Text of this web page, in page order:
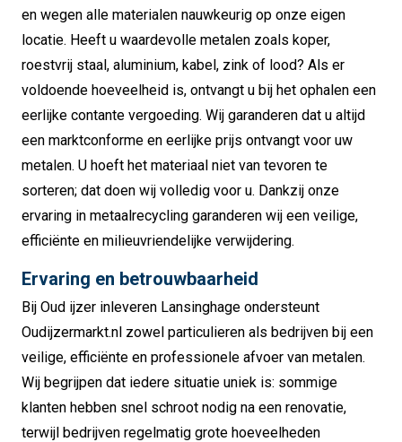
en wegen alle materialen nauwkeurig op onze eigen
locatie. Heeft u waardevolle metalen zoals koper,
roestvrij staal, aluminium, kabel, zink of lood? Als er
voldoende hoeveelheid is, ontvangt u bij het ophalen een
eerlijke contante vergoeding. Wij garanderen dat u altijd
een marktconforme en eerlijke prijs ontvangt voor uw
metalen. U hoeft het materiaal niet van tevoren te
sorteren; dat doen wij volledig voor u. Dankzij onze
ervaring in metaalrecycling garanderen wij een veilige,
efficiënte en milieuvriendelijke verwijdering.
Ervaring en betrouwbaarheid
Bij Oud ijzer inleveren Lansinghage ondersteunt
Oudijzermarkt.nl zowel particulieren als bedrijven bij een
veilige, efficiënte en professionele afvoer van metalen.
Wij begrijpen dat iedere situatie uniek is: sommige
klanten hebben snel schroot nodig na een renovatie,
terwijl bedrijven regelmatig grote hoeveelheden